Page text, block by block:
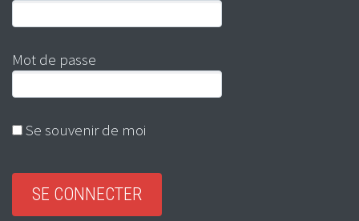
Mot de passe
Se souvenir de moi